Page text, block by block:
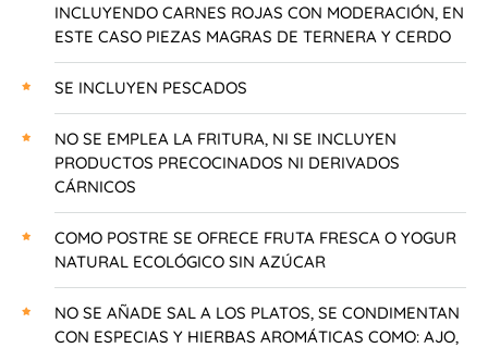
INCLUYENDO CARNES ROJAS CON MODERACIÓN, EN
ESTE CASO PIEZAS MAGRAS DE TERNERA Y CERDO
SE INCLUYEN PESCADOS
NO SE EMPLEA LA FRITURA, NI SE INCLUYEN
PRODUCTOS PRECOCINADOS NI DERIVADOS
CÁRNICOS
COMO POSTRE SE OFRECE FRUTA FRESCA O YOGUR
NATURAL ECOLÓGICO SIN AZÚCAR
NO SE AÑADE SAL A LOS PLATOS, SE CONDIMENTAN
CON ESPECIAS Y HIERBAS AROMÁTICAS COMO: AJO,